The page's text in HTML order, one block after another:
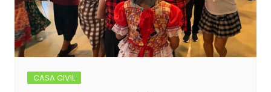
CASA CIVIL